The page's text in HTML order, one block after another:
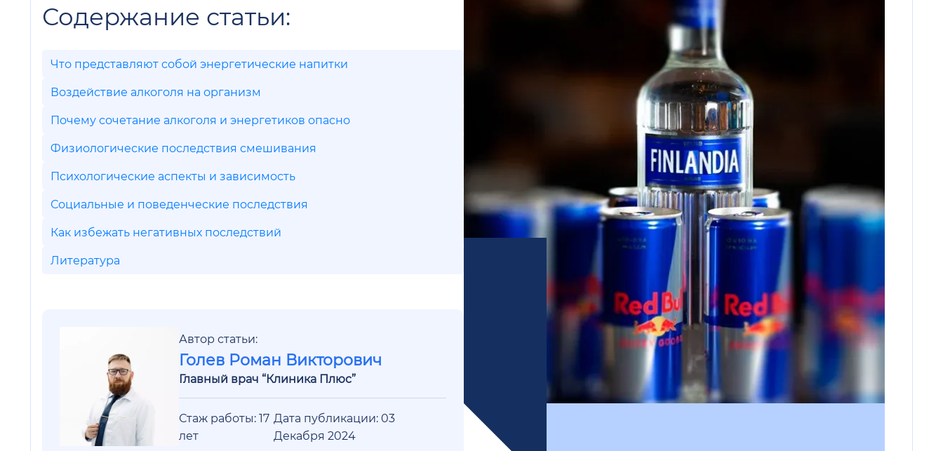
Содержание статьи:
Что представляют собой энергетические напитки
Воздействие алкоголя на организм
Почему сочетание алкоголя и энергетиков опасно
Физиологические последствия смешивания
Психологические аспекты и зависимость
Социальные и поведенческие последствия
Как избежать негативных последствий
Литература
Автор статьи:
Голев Роман Викторович
Главный врач “Клиника Плюс”
Стаж работы: 17
лет
Дата публикации: 03
Декабря 2024